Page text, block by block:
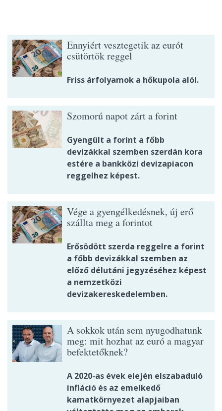
Ennyiért vesztegetik az eurót
csütörtök reggel
Friss árfolyamok a hőkupola alól.
Szomorú napot zárt a forint
Gyengült a forint a főbb
devizákkal szemben szerdán kora
estére a bankközi devizapiacon
reggelhez képest.
Vége a gyengélkedésnek, új erő
szállta meg a forintot
Erősödött szerda reggelre a forint
a főbb devizákkal szemben az
előző délutáni jegyzéséhez képest
a nemzetközi
devizakereskedelemben.
A sokkok után sem nyugodhatunk
meg: mit hozhat az euró a magyar
befektetőknek?
A 2020-as évek elején elszabaduló
infláció és az emelkedő
kamatkörnyezet alapjaiban